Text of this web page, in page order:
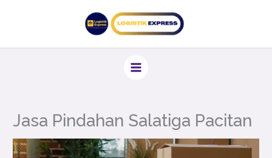
Jasa Pindahan Salatiga Pacitan